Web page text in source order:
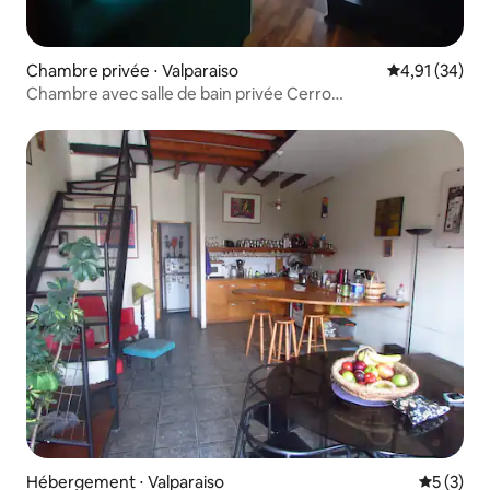
Chambre privée ⋅ Valparaiso Évaluation
4,91 (34)
Chambre avec salle de bain privée Cerro
Hébergement ⋅ Valparaiso
5 (3)